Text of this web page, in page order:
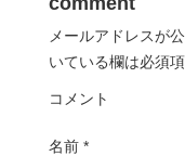
メールアドレスが
いている欄は必須
コメント
名前 *